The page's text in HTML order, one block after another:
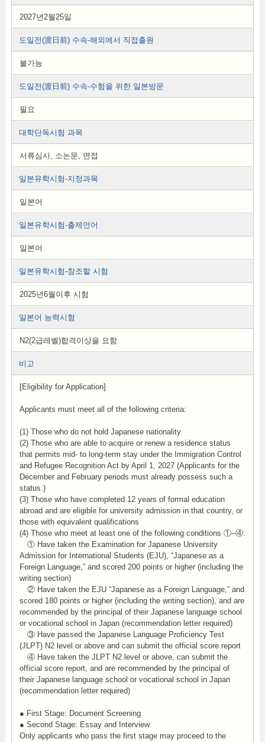
2027년2월25일
도일전(渡日前) 수속-해외에서 직접출원
불가능
도일전(渡日前) 수속-수험을 위한 일본방문
필요
대학단독시험 과목
서류심사, 소논문, 면접
일본유학시험-지정과목
일본어
일본유학시험-출제언어
일본어
일본유학시험-참조할 시험
2025년6월이후 시험
일본어 능력시험
N2(2급레벨)합격이상을 요함
비고
[Eligibility for Application]
Applicants must meet all of the following criteria:
(1) Those who do not hold Japanese nationality
(2) Those who are able to acquire or renew a residence status
that permits mid- to long-term stay under the Immigration Control
and Refugee Recognition Act by April 1, 2027 (Applicants for the
December and February periods must already possess such a
status.)
(3) Those who have completed 12 years of formal education
abroad and are eligible for university admission in that country, or
those with equivalent qualifications
(4) Those who meet at least one of the following conditions ①–④:
① Have taken the Examination for Japanese University
Admission for International Students (EJU), “Japanese as a
Foreign Language,” and scored 200 points or higher (including the
writing section)
② Have taken the EJU “Japanese as a Foreign Language,” and
scored 180 points or higher (including the writing section), and are
recommended by the principal of their Japanese language school
or vocational school in Japan (recommendation letter required)
③ Have passed the Japanese Language Proficiency Test
(JLPT) N2 level or above and can submit the official score report
④ Have taken the JLPT N2 level or above, can submit the
official score report, and are recommended by the principal of
their Japanese language school or vocational school in Japan
(recommendation letter required)
● First Stage: Document Screening
● Second Stage: Essay and Interview
Only applicants who pass the first stage may proceed to the